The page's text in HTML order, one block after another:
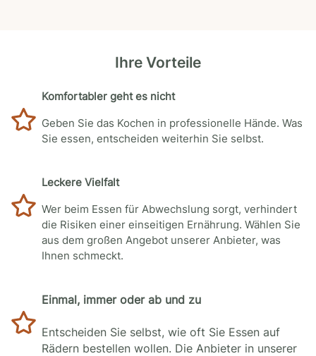
Ihre Vorteile
Komfortabler geht es nicht
Geben Sie das Kochen in professionelle Hände. Was
Sie essen, entscheiden weiterhin Sie selbst.
Leckere Vielfalt
Wer beim Essen für Abwechslung sorgt, verhindert
die Risiken einer einseitigen Ernährung. Wählen Sie
aus dem großen Angebot unserer Anbieter, was
Ihnen schmeckt.
Einmal, immer oder ab und zu
Entscheiden Sie selbst, wie oft Sie Essen auf
Rädern bestellen wollen. Die Anbieter in unserer